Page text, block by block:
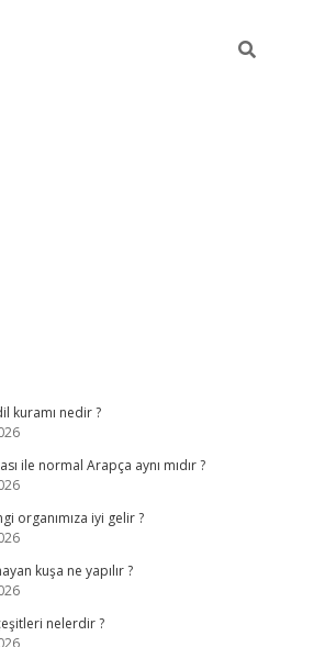
kuramı nedir ?
ile normal Arapça aynı mıdır ?
organımıza iyi gelir ?
kuşa ne yapılır ?
nelerdir ?